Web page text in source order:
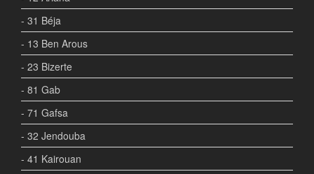
- 31 Béja
- 13 Ben Arous
- 23 Bizerte
- 81 Gab
- 71 Gafsa
- 32 Jendouba
- 41 Kairouan